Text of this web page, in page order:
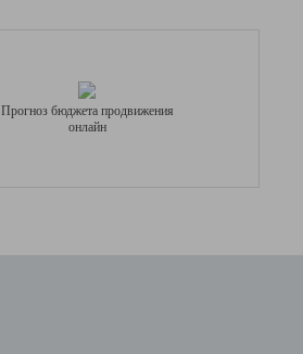
Прогноз бюджета продвижения
онлайн